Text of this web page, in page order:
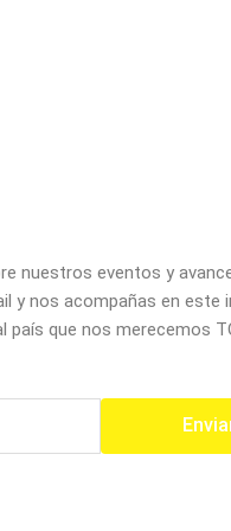
nuestros eventos y
y nos acompañas en este
que nos merecemos